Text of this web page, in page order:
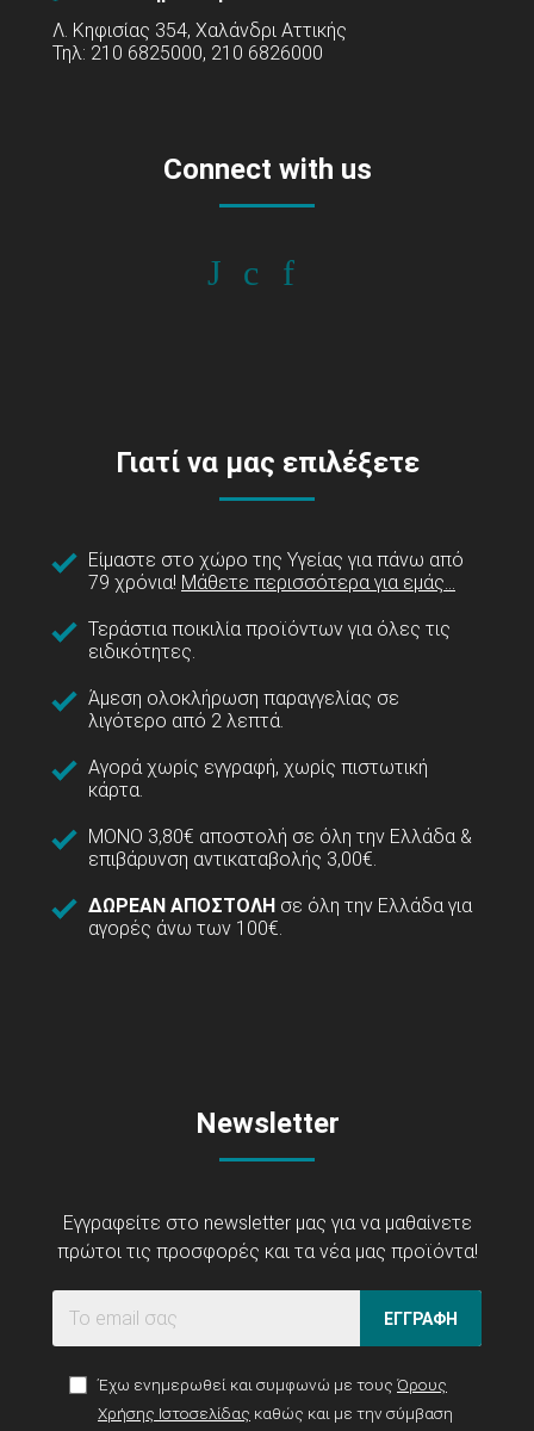
Λ. Κηφισίας 354, Χαλάνδρι Αττικής
Τηλ: 210 6825000, 210 6826000
Connect with us
Γιατί να μας επιλέξετε
Είμαστε στο χώρο της Υγείας για πάνω από
79 χρόνια! Μάθετε περισσότερα για εμάς...
Τεράστια ποικιλία προϊόντων για όλες τις
ειδικότητες.
Άμεση ολοκλήρωση παραγγελίας σε
λιγότερο από 2 λεπτά.
Αγορά χωρίς εγγραφή, χωρίς πιστωτική
κάρτα.
ΜΟΝΟ 3,80€ αποστολή σε όλη την Ελλάδα &
επιβάρυνση αντικαταβολής 3,00€.
ΔΩΡΕΑΝ ΑΠΟΣΤΟΛΗ σε όλη την Ελλάδα για
αγορές άνω των 100€.
Newsletter
Εγγραφείτε στο newsletter μας για να μαθαίνετε
πρώτοι τις προσφορές και τα νέα μας προϊόντα!
ΕΓΓΡΑΦΗ
Έχω ενημερωθεί και συμφωνώ με τους Όρους
Χρήσης Ιστοσελίδας καθώς και με την σύμβαση